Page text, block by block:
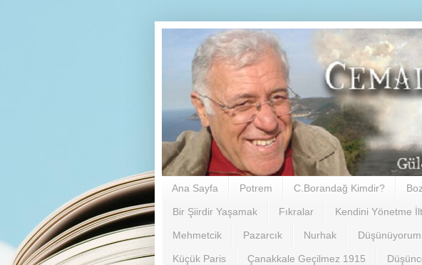
Ana Sayfa Potrem C.Borandağ Kimdir?
Bir Şiirdir Yaşamak Fıkralar Kendini Yönetme İlt.
Mehmetcik Pazarcık Nurhak
Küçük Paris Çanakkale Geçilmez 1915